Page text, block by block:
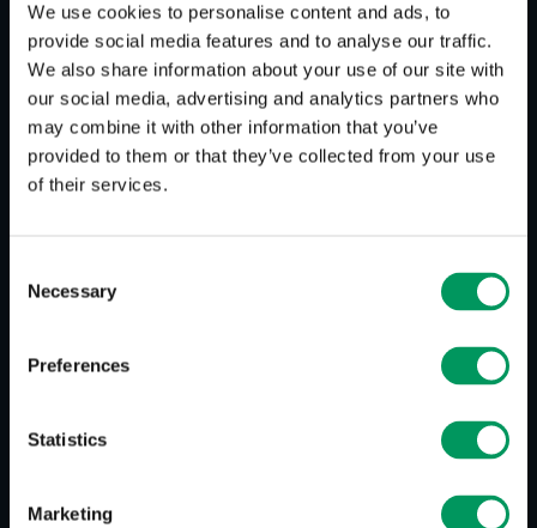
We use cookies to personalise content and ads, to
provide social media features and to analyse our traffic.
We also share information about your use of our site with
our social media, advertising and analytics partners who
may combine it with other information that you’ve
provided to them or that they’ve collected from your use
of their services.
Selection
Necessary
Preferences
Statistics
Marketing
über mehrere Stunden oder Tage erstrecken.
Gängige Zielhandlungen sind Käufe,
Bestellungen, Anfragen, etc.
Unter Touchpoints versteht man jede Art von
Kontaktpunkten. Zum Beispiel kann sowas
klassische Werbung, wie Radio oder TV sein.
Freunden oder Bekannten.